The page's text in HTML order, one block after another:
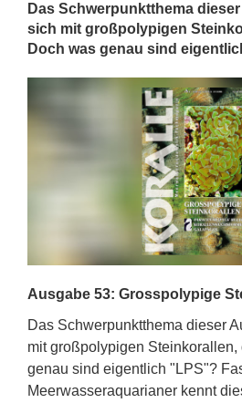
Das Schwerpunktthema
sich mit großpolypigen
Doch was genau sind
Ausgabe 53: Grosspolypige
Das Schwerpunktthema dieser
mit großpolypigen
genau sind eigentlich "LPS"?
Meerwasseraquarianer kennt